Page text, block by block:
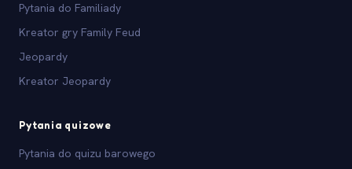
Pytania do Familiady
Kreator gry Family Feud
Jeopardy
Kreator Jeopardy
Pytania quizowe
Pytania do quizu barowego